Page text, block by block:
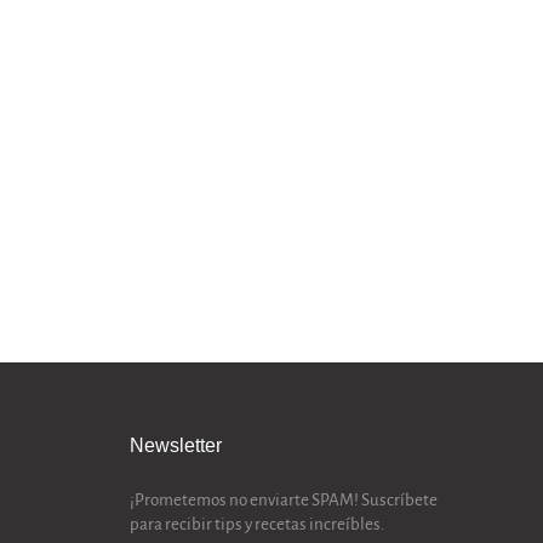
Newsletter
¡Prometemos no enviarte SPAM! Suscríbete
para recibir tips y recetas increíbles.